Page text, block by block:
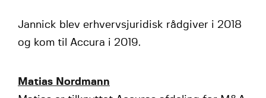
Jannick blev erhvervsjuridisk rådgiver i 2018
og kom til Accura i 2019.
Matias Nordmann